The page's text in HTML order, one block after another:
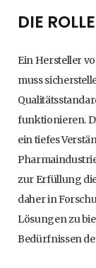
DIE
Ein Hersteller
muss
funktionieren.
ein tiefes
zur Erfüllung
daher in
Lösungen zu
Bedürfnissen